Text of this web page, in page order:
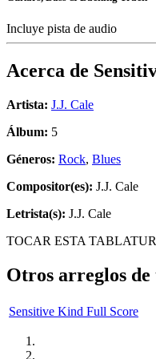
Incluye pista de audio
Acerca de
Artista: J.J. Cale
Álbum: 5
Géneros: Rock, Blues
Compositor(es): J.J. Cale
Letrista(s): J.J. Cale
TOCAR ESTA
Otros arreglos
Sensitive Kind Full Score